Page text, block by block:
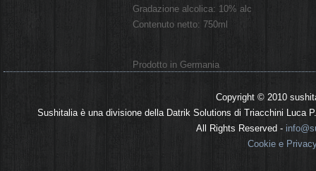
Gradazione alcolica: 10% alc
Contenuto netto: 750ml
Prodotto in Germania
Copyright © 2010
Sushitalia è una divisione della Datrik Solutions di Triacchini Luca
All Rights Reserved -
Cookie e